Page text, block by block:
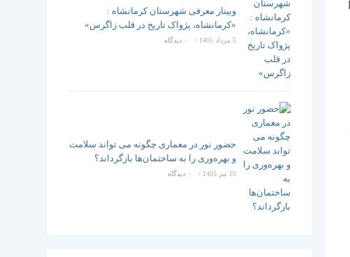
وبینار معرفی شهرستان کرمانشاه :
«کرمانشاه، پژواک تاریخ در قلب زاگرس»
5 مرداد 1405 / ۰ دیدگاه
حضور نور در معماری چگونه می تواند سلامت
و بهره‌وری را به ساختمان‌ها بازگرداند؟
10 تیر 1405 / ۰ دیدگاه